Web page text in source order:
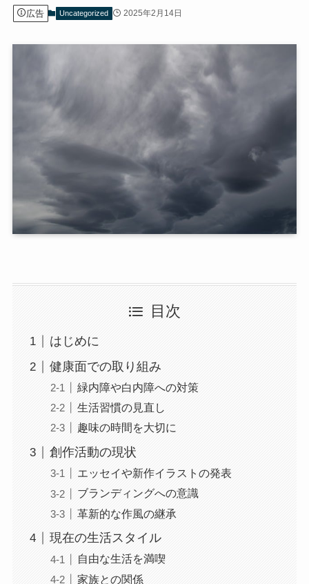
広告 Uncategorized 2025年2月14日
目次
はじめに
健康面での取り組み
緑内障や白内障への対策
生活習慣の見直し
趣味の時間を大切に
創作活動の現状
エッセイや新作イラストの発表
ブランディングへの意識
革新的な作風の継承
現在の生活スタイル
自由な生活を満喫
家族との関係